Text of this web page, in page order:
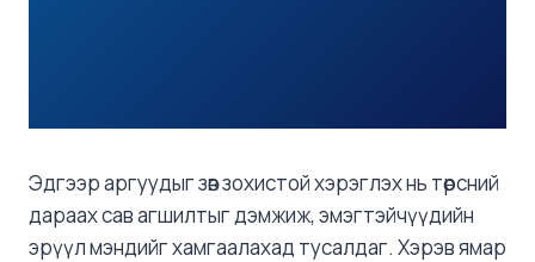
Эдгээр аргуудыг зөв зохистой хэрэглэх нь төрсний
дараах сав агшилтыг дэмжиж, эмэгтэйчүүдийн
эрүүл мэндийг хамгаалахад тусалдаг. Хэрэв ямар